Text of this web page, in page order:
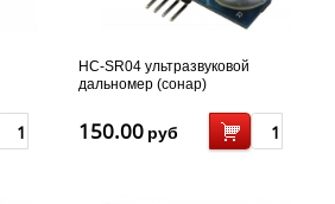
HC-SR04 ультразвуковой
дальномер (сонар)
150.00 руб